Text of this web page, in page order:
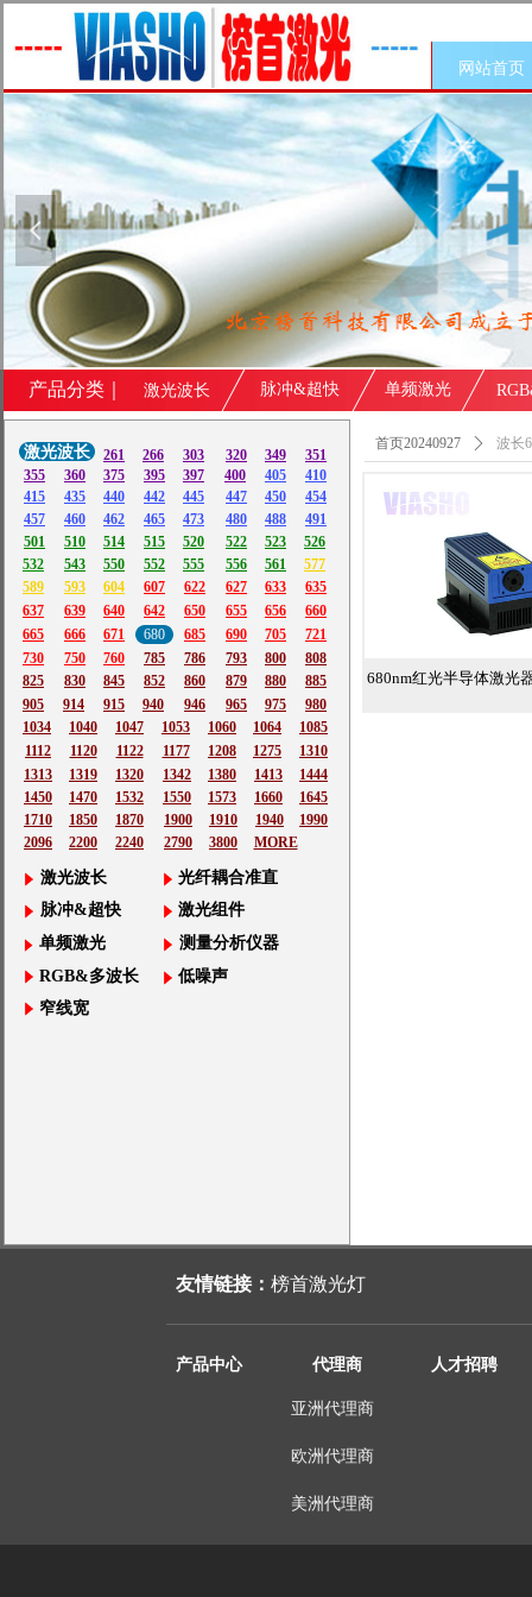
넳
网站首页
680nm红光半导体激光
首页20240927 ꄲ 波长
261
532
266 303 320 349
351
355
360 375 395 397 400 405
410
415
435 440 442 445 447 450
454
491
488
480
473
465
462
460
457
501
510 514 515 520 522
523
543
550 552 555 556 561
526
577
604
593
589 607 622 627 633
635
637
639 640 642 650 655 656
660
666
671 680 685 690 705
721
750
760
730
665
785
786 793 800
808
825
830 845 852 860 880
879
914
885
915
940 946 965 975 980
905
1034
1040 1047 1053 1060 1064
1085
1275
1208
1177
1122
1120
1112
1310
1413
1380 1444
1342
1320
1319
1313
1660
1645
1573
1550
1532
1470
1450
1940
1910
1900
1870
1850
1710
2790
2200 3800
2096
1990
MORE
单频激光
光纤耦合准直
激光波长
脉冲&超快
RGB&多波长
激光组件
测量分析仪器
低噪声
窄线宽
2240
激光波长
产品分类｜ 激光波长 脉冲&超快 单频激光
产品中心 代理商 人才招聘
亚洲代理商
欧洲代理商
美洲代理商
友情链接： 榜首激光灯